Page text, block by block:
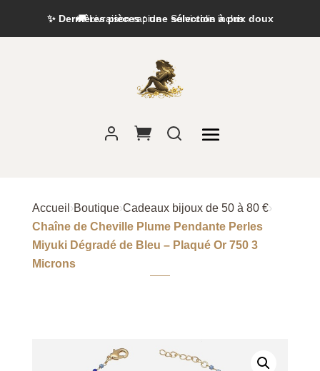
✨ Dernières pièces : une sélection à prix doux
Accueil ›Boutique›Cadeaux bijoux de 50 à 80 €›
Chaîne de Cheville Plume Pendante Perles
Miyuki Dégradé de Bleu – Plaqué Or 750 3
Microns